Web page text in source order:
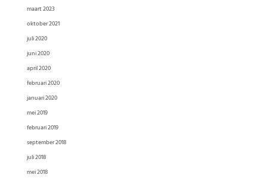
maart 2023
oktober 2021
juli 2020
juni 2020
april 2020
februari 2020
januari 2020
mei 2019
februari 2019
september 2018
juli 2018
mei 2018